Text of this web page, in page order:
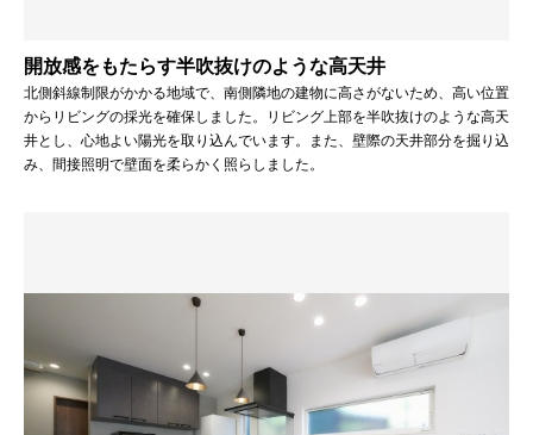
開放感をもたらす半吹抜けのような高天井
北側斜線制限がかかる地域で、南側隣地の建物に高さがないため、高い位置
からリビングの採光を確保しました。リビング上部を半吹抜けのような高天
井とし、心地よい陽光を取り込んでいます。また、壁際の天井部分を掘り込
み、間接照明で壁面を柔らかく照らしました。